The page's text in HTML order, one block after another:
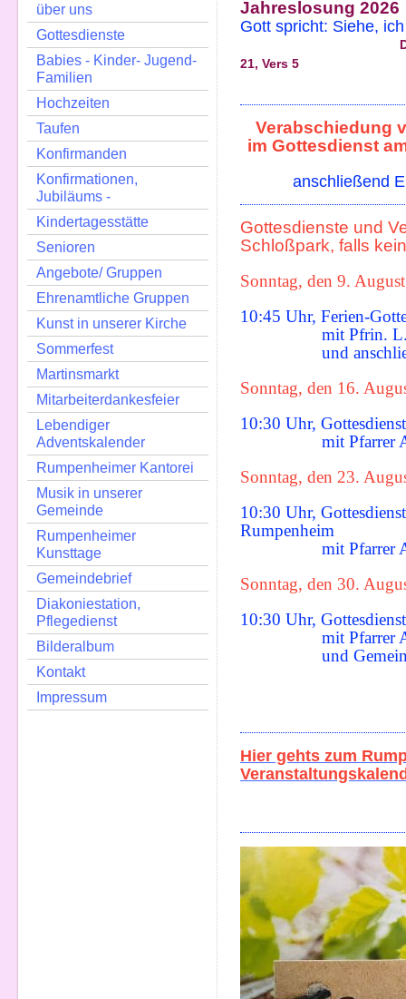
über uns
Gottesdienste
Babies - Kinder- Jugend-
Familien
Hochzeiten
Taufen
Konfirmanden
Konfirmationen,
Jubiläums -
Kindertagesstätte
Senioren
Angebote/ Gruppen
Ehrenamtliche Gruppen
Kunst in unserer Kirche
Sommerfest
Martinsmarkt
Mitarbeiterdankesfeier
Lebendiger
Adventskalender
Rumpenheimer Kantorei
Musik in unserer
Gemeinde
Rumpenheimer
Kunsttage
Gemeindebrief
Diakoniestation,
Pflegedienst
Bilderalbum
Kontakt
Impressum
Jahreslosung 2026
Gott spricht: Siehe,
Die
21, Vers 5
Verabschiedung
im Gottesdienst
anschließend
Gottesdienste und
Schloßpark, falls
Sonntag, den 9.
10:45 Uhr, Ferien-
mit Pfrin. L.
und
Sonntag, den 16.
10:30 Uhr,
mit Pfarrer
Sonntag, den 23.
10:30 Uhr,
Rumpenheim
mit Pfarrer
Sonntag, den 30.
10:30 Uhr,
mit Pfarrer
und
Hier gehts zum